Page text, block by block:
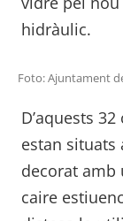
hidràulic.
Foto: Ajuntament
D’aquests
estan situats
decorat amb
caire